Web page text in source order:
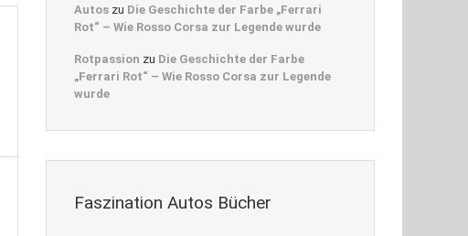
Autos zu Die Geschichte der Farbe „Ferrari
Rot“ – Wie Rosso Corsa zur Legende wurde
Rotpassion zu Die Geschichte der Farbe
„Ferrari Rot“ – Wie Rosso Corsa zur Legende
wurde
Faszination Autos Bücher